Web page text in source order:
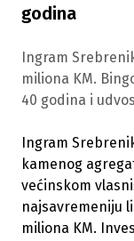
godina
Ingram
miliona KM.
40 godina i
Ingram
kamenog
većinskom
najsavremeniju
miliona KM.